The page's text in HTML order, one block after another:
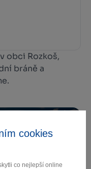
cookies
co nejlepší online
obci Rozkoš,
bráně a